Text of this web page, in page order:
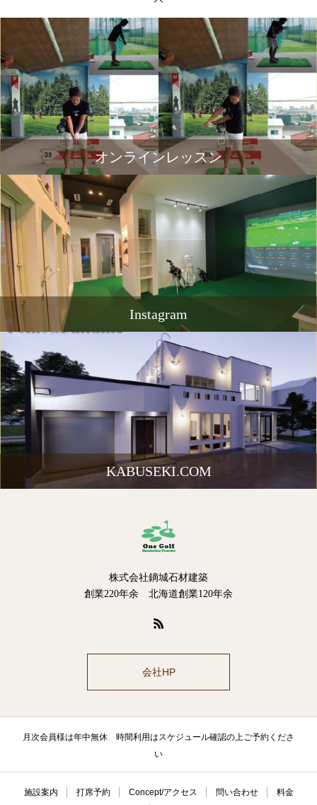
オンラインレッスン
Instagram
KABUSEKI.COM
株式会社鏑城石材建築
創業220年余 北海道創業120年余
会社HP
月次会員様は年中無休 時間利用はスケジュール確認の上ご予約くださ
い
施設案内 打席予約 Concept/アクセス 問い合わせ
料金